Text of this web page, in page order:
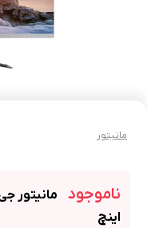
مانیتور
ناموجود
اینچ